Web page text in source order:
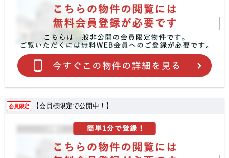
会員限定 【会員様限定で公開中！】